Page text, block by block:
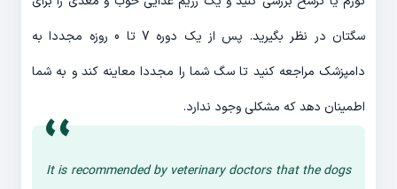
سگتان در نظر بگیرید. پس از یک دوره 7 تا 0 روزه مجددا به
دامپزشک مراجعه کنید تا سگ شما را مجددا معاینه کند و به شما
اطمینان دهد که مشکلی وجود ندارد.
It is recommended by veterinary doctors that the dogs